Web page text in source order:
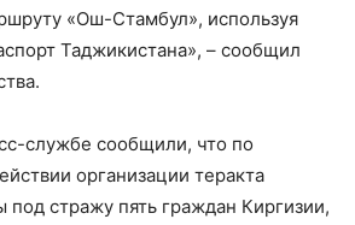
«Ош-Стамбул», используя
Таджикистана», – сообщил
службе сообщили, что по
организации теракта
под стражу пять граждан Киргизии,